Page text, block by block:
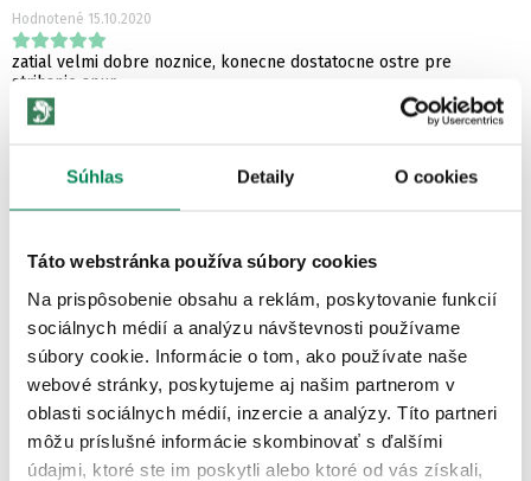
Súhlas Detaily O cookies
Táto webstránka používa súbory cookies
Na prispôsobenie obsahu a reklám, poskytovanie funkcií
sociálnych médií a analýzu návštevnosti používame
súbory cookie. Informácie o tom, ako používate naše
webové stránky, poskytujeme aj našim partnerom v
oblasti sociálnych médií, inzercie a analýzy. Títo partneri
môžu príslušné informácie skombinovať s ďalšími
údajmi, ktoré ste im poskytli alebo ktoré od vás získali,
Hodnotené 15.10.2020
zatial velmi dobre noznice, konecne dostatocne ostre pre
strihanie snur,
dobre strihaju snury a vlasce
Akcia -10%
5 variantov